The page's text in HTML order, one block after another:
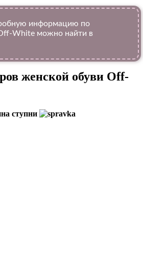
информацию по
White можно найти в
женской обуви Off-
ступни